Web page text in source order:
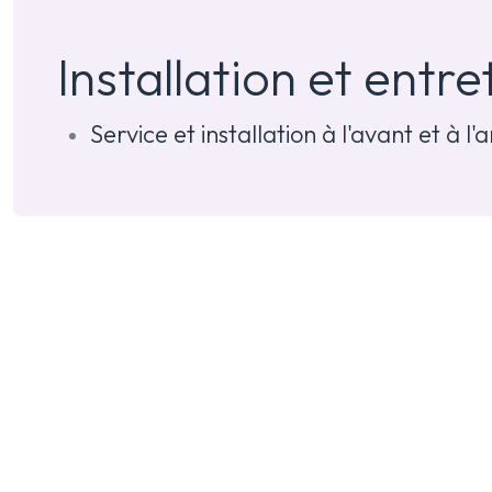
Installation et
Service et installation à l'avant et à